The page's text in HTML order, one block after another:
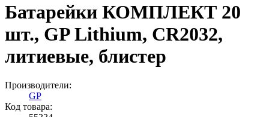
Батарейки КОМПЛЕКТ 20
шт., GP Lithium, CR2032,
литиевые, блистер
Производители:
GP
Код товара: